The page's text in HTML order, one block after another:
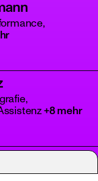
+8 mehr
Leitung,